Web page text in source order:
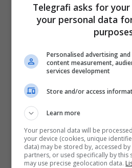
Telegrafi asks for
your personal data
Personalised advertising
content measurement,
services development
Store and/or access
Learn more
Your personal data will be
your device (cookies, unique
data) may be stored by, accessed
partners, or used specifically by this
may use precise geolocation data.